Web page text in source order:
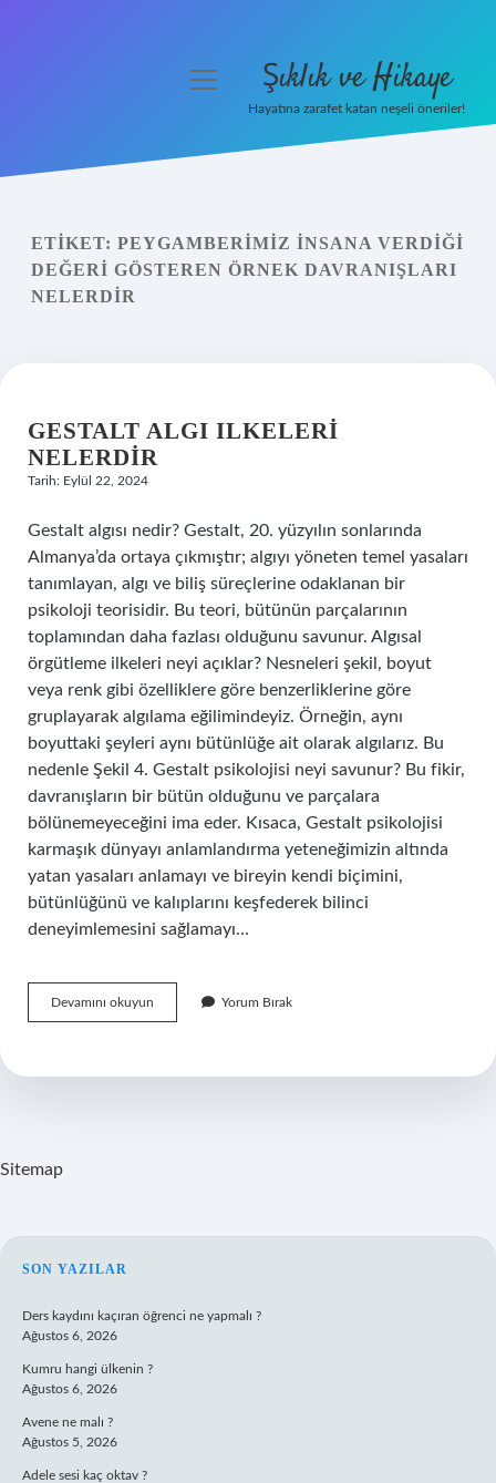
Yasal Uyarı
Hakkımızda
menüyü
Şıklık ve Hikaye
Hayatına zarafet katan neşeli öneriler!
ETIKET: PEYGAMBERIMIZ INSANA VERDIĞI
DEĞERI GÖSTEREN ÖRNEK DAVRANIŞLARI
NELERDIR
GESTALT ALGI ILKELERI
NELERDIR
Tarih: Eylül 22, 2024
Gestalt algısı nedir? Gestalt, 20. yüzyılın sonlarında
Almanya’da ortaya çıkmıştır; algıyı yöneten temel yasaları
tanımlayan, algı ve biliş süreçlerine odaklanan bir
psikoloji teorisidir. Bu teori, bütünün parçalarının
toplamından daha fazlası olduğunu savunur. Algısal
örgütleme ilkeleri neyi açıklar? Nesneleri şekil, boyut
veya renk gibi özelliklere göre benzerliklerine göre
gruplayarak algılama eğilimindeyiz. Örneğin, aynı
boyuttaki şeyleri aynı bütünlüğe ait olarak algılarız. Bu
nedenle Şekil 4. Gestalt psikolojisi neyi savunur? Bu fikir,
davranışların bir bütün olduğunu ve parçalara
bölünemeyeceğini ima eder. Kısaca, Gestalt psikolojisi
karmaşık dünyayı anlamlandırma yeteneğimizin altında
yatan yasaları anlamayı ve bireyin kendi biçimini,
bütünlüğünü ve kalıplarını keşfederek bilinci
deneyimlemesini sağlamayı…
Devamını okuyun
Algı
Yorum Bırak
Sitemap
SIDEBAR
SON YAZILAR
Ders kaydını kaçıran öğrenci ne yapmalı ?
Ağustos 6, 2026
Kumru hangi ülkenin ?
Ağustos 6, 2026
Avene ne malı ?
Ağustos 5, 2026
Adele sesi kaç oktav ?